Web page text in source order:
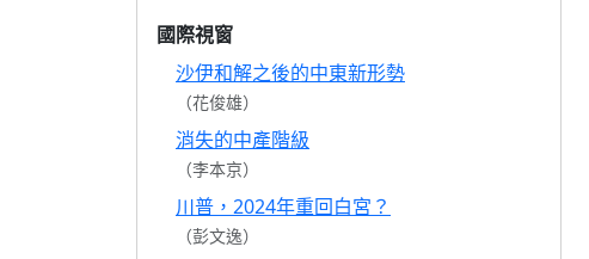
國際視窗
沙伊和解之後的中東新形勢
（花俊雄）
消失的中產階級
（李本京）
川普，2024年重回白宮？
（彭文逸）